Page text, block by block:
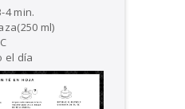
4 min.
ml)
el día